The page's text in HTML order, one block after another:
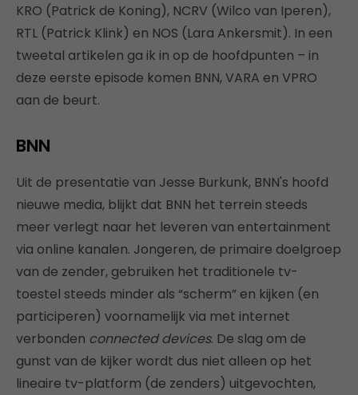
KRO (Patrick de Koning), NCRV (Wilco van Iperen),
RTL (Patrick Klink) en NOS (Lara Ankersmit). In een
tweetal artikelen ga ik in op de hoofdpunten – in
deze eerste episode komen BNN, VARA en VPRO
aan de beurt.
BNN
Uit de presentatie van Jesse Burkunk, BNN's hoofd
nieuwe media, blijkt dat BNN het terrein steeds
meer verlegt naar het leveren van entertainment
via online kanalen. Jongeren, de primaire doelgroep
van de zender, gebruiken het traditionele tv-
toestel steeds minder als “scherm” en kijken (en
participeren) voornamelijk via met internet
verbonden connected devices. De slag om de
gunst van de kijker wordt dus niet alleen op het
lineaire tv-platform (de zenders) uitgevochten,